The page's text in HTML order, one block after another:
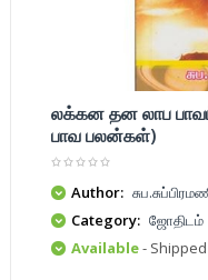
லக்கன தன லாப
பாவ பலன்கள்)
Author:
Category: ஜோதிடம்
Available-